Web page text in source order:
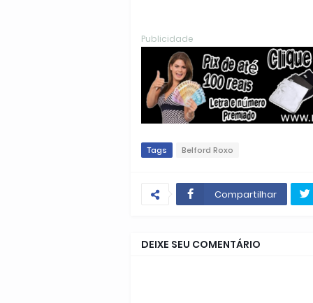
Publicidade
Tags Belford Roxo
Compartilhar
DEIXE SEU COMENTÁRIO